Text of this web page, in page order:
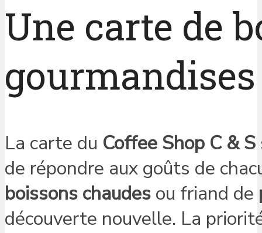
Une carte de
La carte du Coffee Shop C & S
de répondre aux goûts de
boissons chaudes ou friand de
découverte nouvelle. La